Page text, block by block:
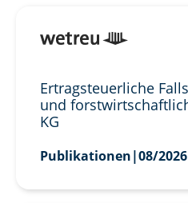
Ertragsteuerliche
und
KG
Publikationen|08/2026